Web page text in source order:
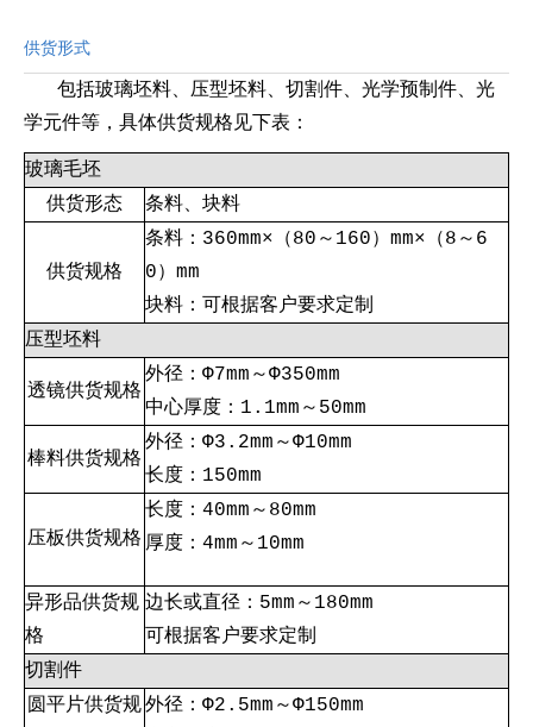
供货形式
包括玻璃坯料、压型坯料、切割件、光学预制件、光
学元件等，具体供货规格见下表：
玻璃毛坯
供货形态
条料、块料
供货规格
条料：360mm×（80～160）mm×（8～6
0）mm
块料：可根据客户要求定制
压型坯料
透镜供货规格
外径：Ф7mm～Ф350mm
中心厚度：1.1mm～50mm
棒料供货规格
外径：Ф3.2mm～Ф10mm
长度：150mm
压板供货规格
长度：40mm～80mm
厚度：4mm～10mm
异形品供货规
格
边长或直径：5mm～180mm
可根据客户要求定制
切割件
圆平片供货规外径：Ф2.5mm～Ф150mm